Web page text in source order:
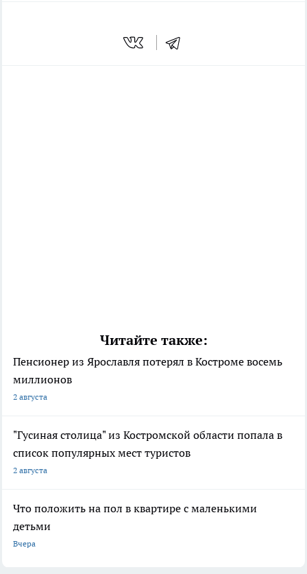
Читайте также:
Пенсионер из Ярославля потерял в Костроме восемь
миллионов
2 августа
"Гусиная столица" из Костромской области попала в
список популярных мест туристов
2 августа
Что положить на пол в квартире с маленькими
детьми
Вчера